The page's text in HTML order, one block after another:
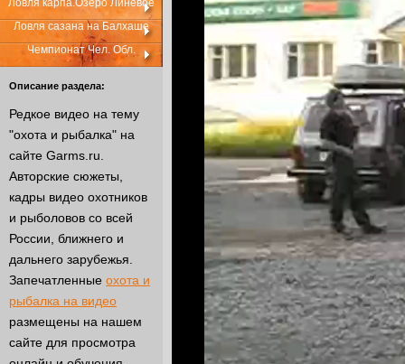
Ловля карпа.Озеро Линевое
Ловля сазана на Балхаше
Чемпионат Чел. Обл.
Описание раздела:
Редкое видео на тему
"охота и рыбалка" на
сайте Garms.ru.
Авторские сюжеты,
кадры видео охотников
и рыболовов со всей
России, ближнего и
дальнего зарубежья.
Запечатленные охота и
рыбалка на видео
размещены на нашем
сайте для просмотра